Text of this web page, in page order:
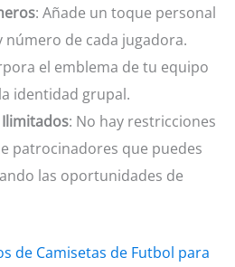
: Añade un toque personal
número de cada jugadora.
el emblema de tu equipo
identidad grupal.
: No hay restricciones
patrocinadores que puedes
las oportunidades de
de Camisetas de Futbol para